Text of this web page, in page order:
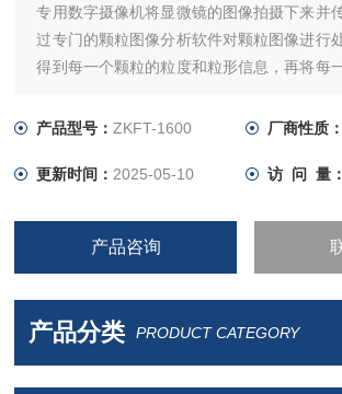
专用数字摄像机将显微镜的图像拍摄下来并
过专门的颗粒图像分析软件对颗粒图像进行
得到每一个颗粒的粒度和粒形信息，再将每
长径比及长径比分布、平均圆形度及圆形度分
产品型号：ZKFT-1600 厂商性质：
更新时间： 2025-05-10 访 问 量：
产品咨询
产品分类 PRODUCT CATEGORY